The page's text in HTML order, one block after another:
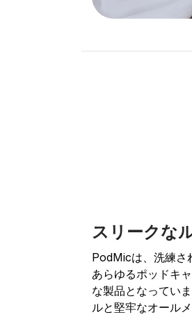
スリークな
PodMicは、洗練さ
あらゆるポッドキ
な製品となってい
ルと堅牢なオール